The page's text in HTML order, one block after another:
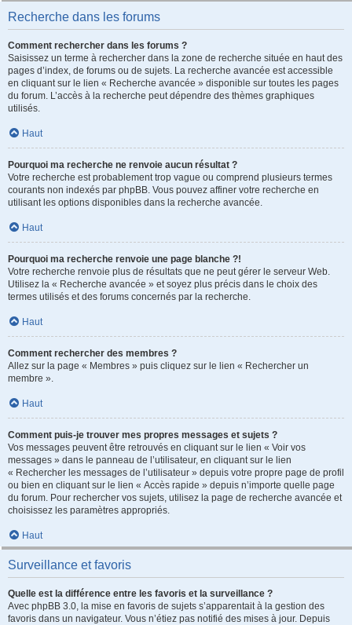
Recherche dans les forums
Comment rechercher dans les forums ?
Saisissez un terme à rechercher dans la zone de recherche située en haut des
pages d’index, de forums ou de sujets. La recherche avancée est accessible
en cliquant sur le lien « Recherche avancée » disponible sur toutes les pages
du forum. L’accès à la recherche peut dépendre des thèmes graphiques
utilisés.
Haut
Pourquoi ma recherche ne renvoie aucun résultat ?
Votre recherche est probablement trop vague ou comprend plusieurs termes
courants non indexés par phpBB. Vous pouvez affiner votre recherche en
utilisant les options disponibles dans la recherche avancée.
Haut
Pourquoi ma recherche renvoie une page blanche ?!
Votre recherche renvoie plus de résultats que ne peut gérer le serveur Web.
Utilisez la « Recherche avancée » et soyez plus précis dans le choix des
termes utilisés et des forums concernés par la recherche.
Haut
Comment rechercher des membres ?
Allez sur la page « Membres » puis cliquez sur le lien « Rechercher un
membre ».
Haut
Comment puis-je trouver mes propres messages et sujets ?
Vos messages peuvent être retrouvés en cliquant sur le lien « Voir vos
messages » dans le panneau de l’utilisateur, en cliquant sur le lien
« Rechercher les messages de l’utilisateur » depuis votre propre page de profil
ou bien en cliquant sur le lien « Accès rapide » depuis n’importe quelle page
du forum. Pour rechercher vos sujets, utilisez la page de recherche avancée et
choisissez les paramètres appropriés.
Haut
Surveillance et favoris
Quelle est la différence entre les favoris et la surveillance ?
Avec phpBB 3.0, la mise en favoris de sujets s’apparentait à la gestion des
favoris dans un navigateur. Vous n’étiez pas notifié des mises à jour. Depuis